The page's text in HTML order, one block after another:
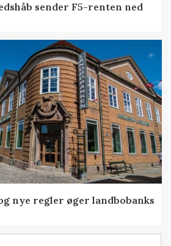
sender F5-renten ned
nye regler øger landbobanks